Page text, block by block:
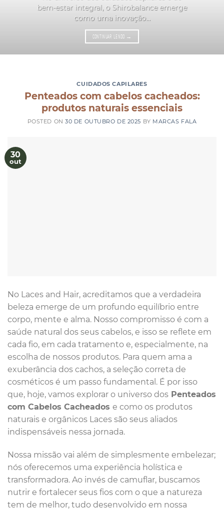
bem-estar integral, o Shirobalance emerge
como uma inovação...
CONTINUAR LENDO →
CUIDADOS CAPILARES
Penteados com cabelos cacheados:
produtos naturais essenciais
POSTED ON30 DE OUTUBRO DE 2025 BY MARCAS FALA
30
out
No Laces and Hair, acreditamos que a verdadeira
beleza emerge de um profundo equilíbrio entre
corpo, mente e alma. Nosso compromisso é com a
saúde natural dos seus cabelos, e isso se reflete em
cada fio, em cada tratamento e, especialmente, na
escolha de nossos produtos. Para quem ama a
exuberância dos cachos, a seleção correta de
cosméticos é um passo fundamental. É por isso
que, hoje, vamos explorar o universo dos Penteados
com Cabelos Cacheados e como os produtos
naturais e orgânicos Laces são seus aliados
indispensáveis nessa jornada.
Nossa missão vai além de simplesmente embelezar;
nós oferecemos uma experiência holística e
transformadora. Ao invés de camuflar, buscamos
nutrir e fortalecer seus fios com o que a natureza
tem de melhor, tudo desenvolvido em nossa